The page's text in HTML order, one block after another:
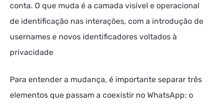
conta. O que muda é a camada visível e operacional
de identificação nas interações, com a introdução de
usernames e novos identificadores voltados à
privacidade
Para entender a mudança, é importante separar três
elementos que passam a coexistir no WhatsApp: o